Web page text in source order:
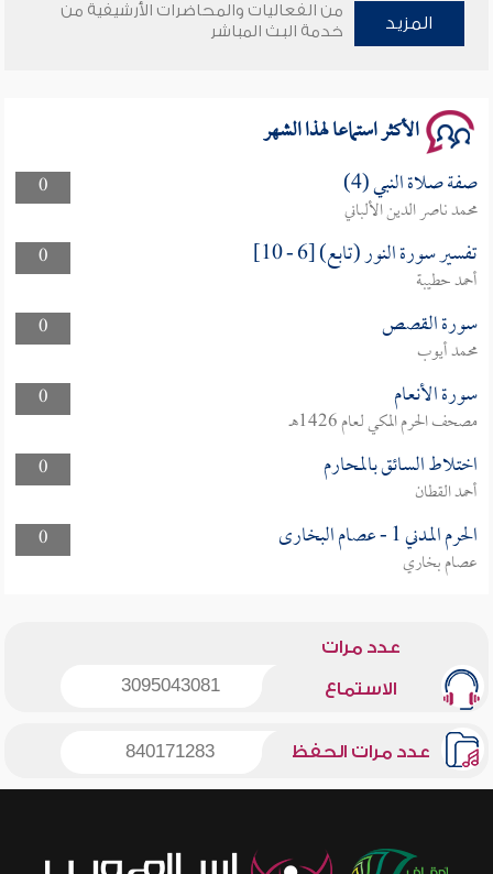
وأمنهم من خوف 9
المزيد
من الفعاليات والمحاضرات الأرشيفية من
خدمة البث المباشر
الأكثر استماعا لهذا الشهر
0 صفة صلاة النبي (4)
محمد ناصر الدين الألباني
0
تفسير سورة النور (تابع) [6 - 10]
أحمد حطيبة
0
سورة القصص
محمد أيوب
0
سورة الأنعام
مصحف الحرم المكي لعام 1426هـ
0
اختلاط السائق بالمحارم
أحمد القطان
0
الحرم المدني 1 - عصام البخارى
عصام بخاري
عدد مرات
الاستماع 3095043081
عدد مرات الحفظ 840171283